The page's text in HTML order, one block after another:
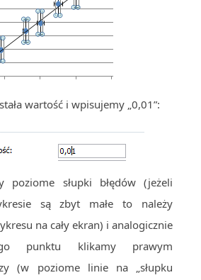
BIZNES
PO GODZINACH
KONTAKT
wartość i wpisujemy „0,01”:
poziome słupki błędów (jeżeli
są zbyt małe to należy
na cały ekran) i analogicznie
punktu klikamy prawym
(w poziome linie na „słupku